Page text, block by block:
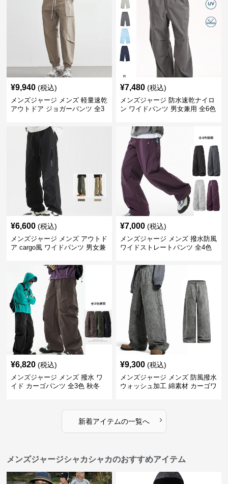
¥9,940 (税込)
メンズジャージ メンズ 軽量速乾
アウトドア ジョガーパンツ 全3
¥7,480 (税込)
メンズジャージ 防水速乾ナイロ
ン ワイドパンツ 男女兼用 全6色
¥6,600 (税込)
メンズジャージ メンズ アウトド
ア cargo風 ワイドパンツ 男女兼
¥7,000 (税込)
メンズジャージ メンズ 撥水防風
ワイドストレートパンツ 全4色
¥6,820 (税込)
メンズジャージ メンズ 撥水 ワ
イド カーゴパンツ 全3色 秋冬
¥9,300 (税込)
メンズジャージ メンズ 防風撥水
ウォッシュ加工 綿素材 カーゴワ
新着アイテムの一覧へ ›
メンズジャージシャカシャカのおすすめアイテム